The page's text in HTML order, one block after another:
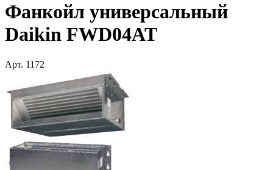
Фанкойл универсальный
Daikin FWD04AT
Арт. 1172